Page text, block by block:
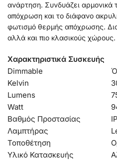
ανάρτηση. Συνδυάζει αρμονικά
απόχρωση και το διάφανο
φωτισμό θερμής απόχρωσης.
αλλά και πιο κλασικούς χώρους.
Χαρακτηριστικά Συσκευής
Dimmable
Kelvin
Lumens
Watt
Βαθμός Προστασίας
Λαμπτήρας
Τοποθέτηση
Υλικό Κατασκευής